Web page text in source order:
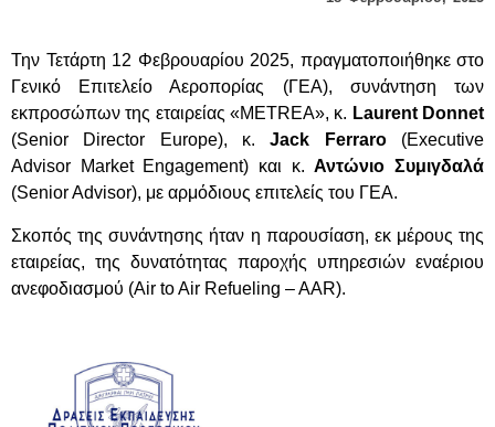
Την Τετάρτη 12 Φεβρουαρίου 2025, πραγματοποιήθηκε στο
Γενικό Επιτελείο Αεροπορίας (ΓΕΑ), συνάντηση των
εκπροσώπων της εταιρείας «METREA», κ. Laurent Donnet
(Senior Director Europe), κ.Jack Ferraro(Executive
Advisor Market Engagement) και κ.Αντώνιο Συμιγδαλά
(Senior Advisor), με αρμόδιους επιτελείς του ΓΕΑ.
Σκοπός της συνάντησης ήταν η παρουσίαση, εκ μέρους της
εταιρείας, της δυνατότητας παροχής υπηρεσιών εναέριου
ανεφοδιασμού (Air to Air Refueling – AAR).